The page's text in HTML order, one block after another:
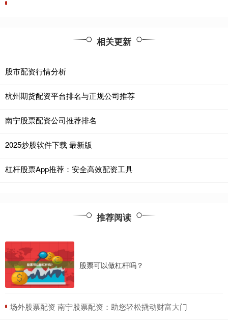
相关更新
股市配资行情分析
杭州期货配资平台排名与正规公司推荐
南宁股票配资公司推荐排名
2025炒股软件下载 最新版
杠杆股票App推荐：安全高效配资工具
推荐阅读
股票可以做杠杆吗？
​场外股票配资 南宁股票配资：助您轻松撬动财富大门